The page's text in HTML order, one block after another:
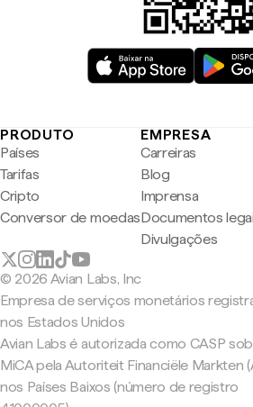
PRODUTO
Países
Tarifas
Cripto
Conversor de moedas
EMPRESA
Carreiras
Blog
Imprensa
Documentos
Divulgações
© 2026 Avian Labs, Inc
Empresa de serviços monetários
nos Estados Unidos
Avian Labs é autorizada como CASP
MiCA pela Autoriteit Financiële Markten
nos Países Baixos (número de registro